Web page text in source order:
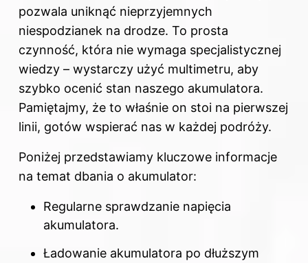
pozwala uniknąć nieprzyjemnych
niespodzianek na drodze. To prosta
czynność, która nie wymaga specjalistycznej
wiedzy – wystarczy użyć multimetru, aby
szybko ocenić stan naszego akumulatora.
Pamiętajmy, że to właśnie on stoi na pierwszej
linii, gotów wspierać nas w każdej podróży.
Poniżej przedstawiamy kluczowe informacje
na temat dbania o akumulator:
Regularne sprawdzanie napięcia
akumulatora.
Ładowanie akumulatora po dłuższym